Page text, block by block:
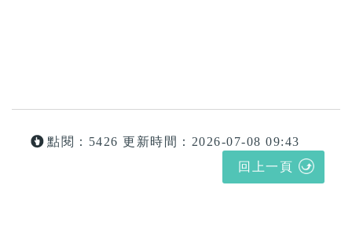
點閱：5426 更新時間：2026-07-08 09:43
回上一頁